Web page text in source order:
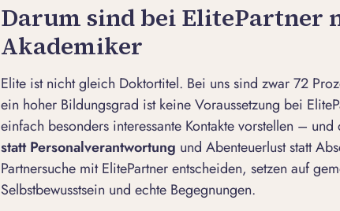
Darum sind bei ElitePartner
Akademiker
Elite ist nicht gleich Doktortitel. Bei uns sind zwar 72
ein hoher Bildungsgrad ist keine Voraussetzung bei
einfach besonders interessante Kontakte vorstellen –
statt Personalverantwortung und Abenteuerlust statt
Partnersuche mit ElitePartner entscheiden, setzen auf
Selbstbewusstsein und echte Begegnungen.